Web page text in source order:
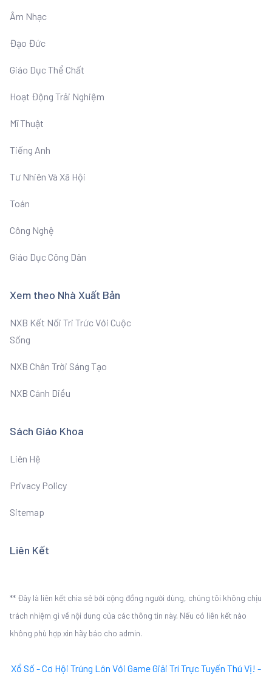
Âm Nhạc
Đạo Đức
Giáo Dục Thể Chất
Hoạt Động Trải Nghiệm
Mĩ Thuật
Tiếng Anh
Tư Nhiên Và Xã Hội
Toán
Công Nghệ
Giáo Dục Công Dân
Xem theo Nhà Xuất Bản
NXB Kết Nối Tri Trức Với Cuộc
Sống
NXB Chân Trời Sáng Tạo
NXB Cánh Diều
Sách Giáo Khoa
Liên Hệ
Privacy Policy
Sitemap
Liên Kết
** Đây là liên kết chia sẻ bới cộng đồng người dùng, chúng tôi không chịu
trách nhiệm gì về nội dung của các thông tin này. Nếu có liên kết nào
không phù hợp xin hãy báo cho admin.
Xổ Số - Cơ Hội Trúng Lớn Với Game Giải Trí Trực Tuyến Thú Vị! -